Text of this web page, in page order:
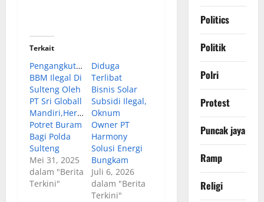
Terkait
Pengangkutan
BBM Ilegal Di
Sulteng Oleh
PT Sri Globall
Mandiri,Herman.”Ini
Potret Buram
Bagi Polda
Sulteng
Mei 31, 2025
dalam "Berita
Terkini"
Diduga
Terlibat
Bisnis Solar
Subsidi Ilegal,
Oknum
Owner PT
Harmony
Solusi Energi
Bungkam
Juli 6, 2026
dalam "Berita
Terkini"
Politics
Politik
Polri
Protest
Puncak jaya
Ramp
Religi